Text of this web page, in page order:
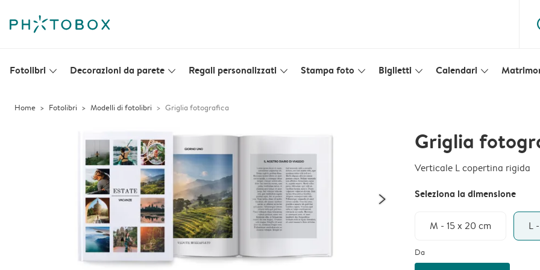
Fotolibri slim_arrow_down Decorazioni da parete slim_arrow_down Regali personalizzati slim_arrow_down Stampa foto slim_arrow_down Biglietti slim_arrow_down Calendari slim_arrow_down
Home Fotolibri Modelli di fotolibri Griglia fotografica
Griglia
Verticale L copertina rigida
Seleziona la dimensione
M - 15 x 20 cm L
Da